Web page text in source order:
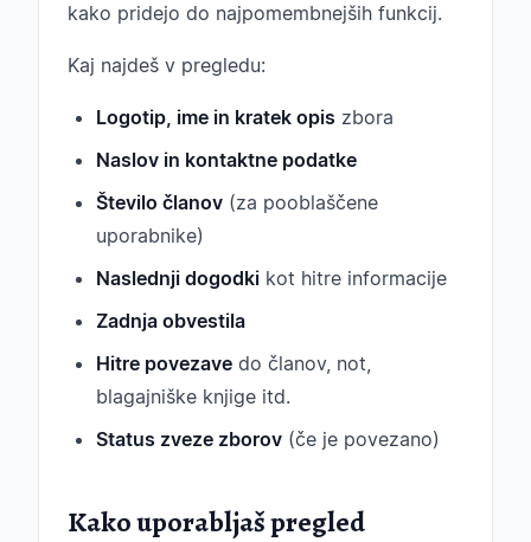
kako pridejo do najpomembnejših funkcij.
Kaj najdeš v pregledu:
Logotip, ime in kratek opis zbora
Naslov in kontaktne podatke
Število članov (za pooblaščene
uporabnike)
Naslednji dogodki kot hitre informacije
Zadnja obvestila
Hitre povezave do članov, not,
blagajniške knjige itd.
Status zveze zborov (če je povezano)
Kako uporabljaš pregled